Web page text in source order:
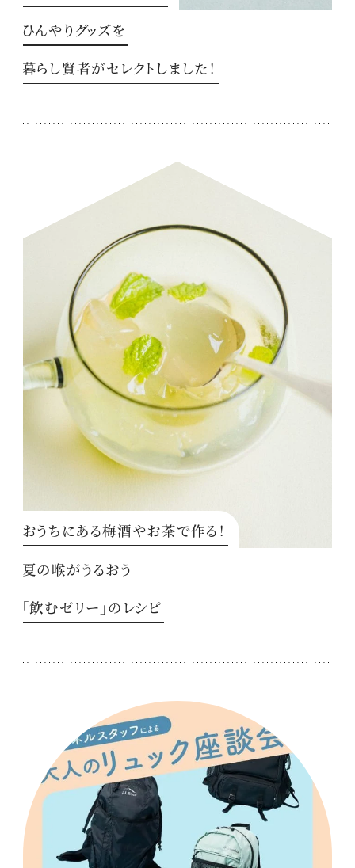
ひんやりグッズを
暮らし賢者がセレクトしました！
おうちにある梅酒やお茶で作る！
夏の喉がうるおう
「飲むゼリー」のレシピ